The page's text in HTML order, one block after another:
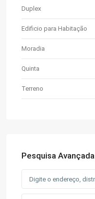
Duplex
Edificio para Habitação
Moradia
Quinta
Terreno
Pesquisa Avançada